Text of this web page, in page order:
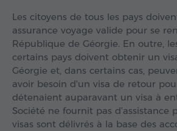
Les citoyens de tous les pays
assurance voyage valide pour se
République de Géorgie. En outre,
certains pays doivent obtenir un
Géorgie et, dans certains cas,
avoir besoin d'un visa de retour
détenaient auparavant un visa à
Société ne fournit pas d'assistance
visas sont délivrés à la base des